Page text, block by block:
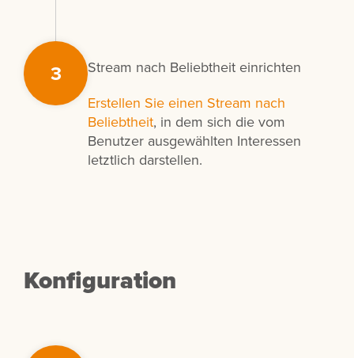
3
Stream nach Beliebtheit einrichten
Erstellen Sie einen Stream nach
Beliebtheit, in dem sich die vom
Benutzer ausgewählten Interessen
letztlich darstellen.
Konfiguration